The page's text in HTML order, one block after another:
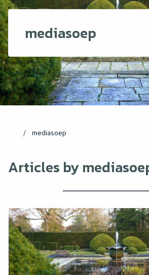
mediasoep
mediasoep
Articles by